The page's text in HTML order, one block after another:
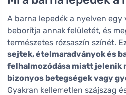
A barna lepedék a nyelven egy
beborítja annak felületét, és
természetes rózsaszín színét.
sejtek, ételmaradványok és
felhalmozódása miatt jelenik
bizonyos betegségek vagy
Gyakran kellemetlen szájszag